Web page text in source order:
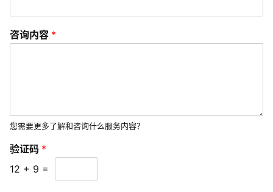
频
常
问
题
咨询内容 *
您需要更多了解和咨询什么服务内容？
验证码 *
12 + 9 =